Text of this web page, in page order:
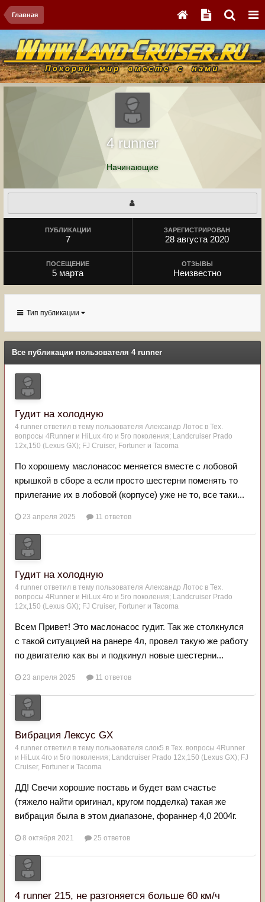
Главная
4 runner
Начинающие
ПУБЛИКАЦИИ
7
ЗАРЕГИСТРИРОВАН
28 августа 2020
ПОСЕЩЕНИЕ
5 марта
ОТЗЫВЫ
Неизвестно
Тип публикации
Все публикации пользователя 4 runner
Гудит на холодную
4 runner ответил в тему пользователя Александр Лотос в Тех.
вопросы 4Runner и HiLux 4го и 5го поколения; Landсruiser Prado
12x,150 (Lexus GX); FJ Cruiser, Fortuner и Tacoma
По хорошему маслонасос меняется вместе с лобовой
крышкой в сборе а если просто шестерни поменять то
прилегание их в лобовой (корпусе) уже не то, все таки...
23 апреля 2025 11 ответов
Гудит на холодную
4 runner ответил в тему пользователя Александр Лотос в Тех.
вопросы 4Runner и HiLux 4го и 5го поколения; Landсruiser Prado
12x,150 (Lexus GX); FJ Cruiser, Fortuner и Tacoma
Всем Привет! Это маслонасос гудит. Так же столкнулся
с такой ситуацией на ранере 4л, провел такую же работу
по двигателю как вы и подкинул новые шестерни...
23 апреля 2025 11 ответов
Вибрация Лексус GX
4 runner ответил в тему пользователя слок5 в Тех. вопросы 4Runner
и HiLux 4го и 5го поколения; Landсruiser Prado 12x,150 (Lexus GX); FJ
Cruiser, Fortuner и Tacoma
ДД! Свечи хорошие поставь и будет вам счастье
(тяжело найти оригинал, кругом подделка) такая же
вибрация была в этом диапазоне, фораннер 4,0 2004г.
8 октября 2021 25 ответов
4 runner 215, не разгоняется больше 60 км/ч